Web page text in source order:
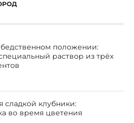
положении:
раствор из трёх
сладкой клубники:
во время цветения